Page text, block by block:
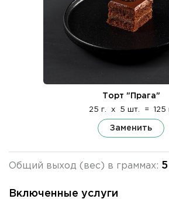
Торт "Прага"
25 г. x 5 шт. = 125
Заменить
Общий выход (вес) в граммах:
Включенные услуги